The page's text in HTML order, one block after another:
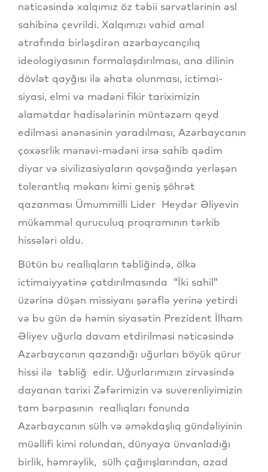
nəticəsində xalqımız öz təbii sərvətlərinin əsl
sahibinə çevrildi. Xalqımızı vahid amal
ətrafında birləşdirən azərbaycançılıq
ideologiyasının formalaşdırılması, ana dilinin
dövlət qayğısı ilə əhatə olunması, ictimai-
siyasi, elmi və mədəni fikir tariximizin
əlamətdar hadisələrinin müntəzəm qeyd
edilməsi ənənəsinin yaradılması, Azərbaycanın
çoxəsrlik mənəvi-mədəni irsə sahib qədim
diyar və sivilizasiyaların qovşağında yerləşən
tolerantlıq məkanı kimi geniş şöhrət
qazanması Ümummilli Lider Heydər Əliyevin
mükəmməl quruculuq proqramının tərkib
hissələri oldu.
Bütün bu reallıqların təbliğində, ölkə
ictimaiyyətinə çatdırılmasında “İki sahil”
üzərinə düşən missiyanı şərəflə yerinə yetirdi
və bu gün də həmin siyasətin Prezident İlham
Əliyev uğurla davam etdirilməsi nəticəsində
Azərbaycanın qazandığı uğurları böyük qürur
hissi ilə təbliğ edir. Uğurlarımızın zirvəsində
dayanan tarixi Zəfərimizin və suverenliyimizin
tam bərpasının reallıqları fonunda
Azərbaycanın sülh və əməkdaşlıq gündəliyinin
müəllifi kimi rolundan, dünyaya ünvanladığı
birlik, həmrəylik, sülh çağırışlarından, azad